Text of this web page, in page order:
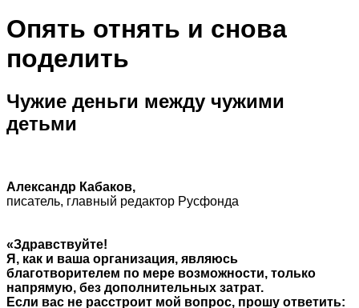
Опять отнять и снова
поделить
Чужие деньги между чужими
детьми
Александр Кабаков,
писатель, главный редактор Русфонда
«Здравствуйте!
Я, как и ваша организация, являюсь
благотворителем по мере возможности, только
напрямую, без дополнительных затрат.
Если вас не расстроит мой вопрос, прошу ответить: